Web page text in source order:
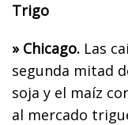
Trigo
» Chicago. Las
segunda mitad
soja y el maíz
al mercado